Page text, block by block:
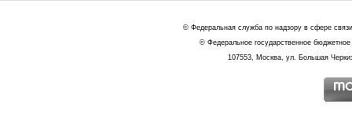
© Федеральная служба по надзору в сфере
© Федеральное государственное
107553, Москва, ул. Большая